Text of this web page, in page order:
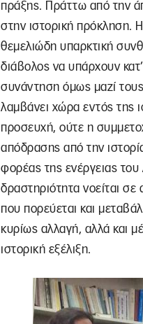
πράξης. Πράττω από την
στην ιστορική πρόκληση.
θεμελιώδη υπαρκτική
διάβολος να υπάρχουν
συνάντηση όμως μαζί
λαμβάνει χώρα εντός της
προσευχή, ούτε η
απόδρασης από την
φορέας της ενέργειας του
δραστηριότητα νοείται σε
που πορεύεται και
κυρίως αλλαγή, αλλά και
ιστορική εξέλιξη.